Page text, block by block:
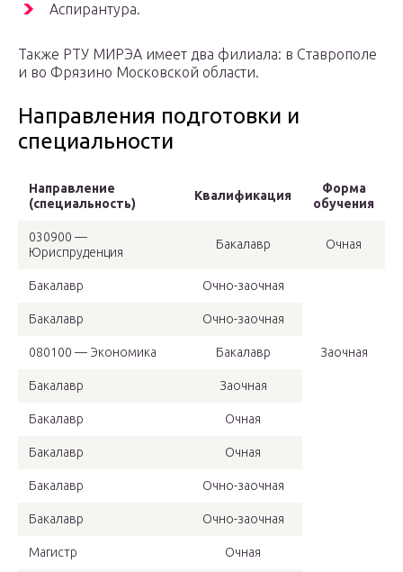
Аспирантура.
Также РТУ МИРЭА имеет два филиала: в Ставрополе
и во Фрязино Московской области.
Направления подготовки и
специальности
Направление
(специальность)
Квалификация
Форма
обучения
030900 —
Юриспруденция
Бакалавр Очная
Бакалавр Очно-заочная
Бакалавр Очно-заочная
080100 — Экономика Бакалавр Заочная
Бакалавр Заочная
Бакалавр Очная
Бакалавр Очная
Бакалавр Очно-заочная
Бакалавр Очно-заочная
Магистр Очная